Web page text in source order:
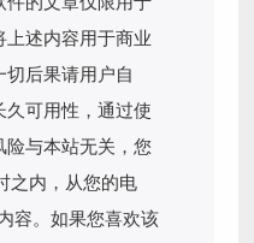
述内容用于商业
后果请用户自
可用性，通过使
险与本站无关，您
之内，从您的电
容。如果您喜欢该